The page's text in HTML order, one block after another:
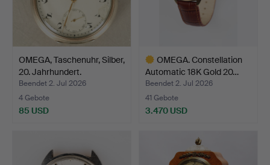
OMEGA, Taschenuhr, Silber,
20. Jahrhundert.
Beendet 2. Jul 2026
4 Gebote
85 USD
OMEGA. Constellation
Automatic 18K Gold 20…
Beendet 2. Jul 2026
41 Gebote
3.470 USD